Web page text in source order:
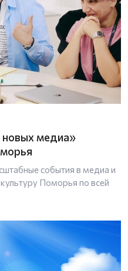
новых медиа»
события в медиа и
Поморья по всей